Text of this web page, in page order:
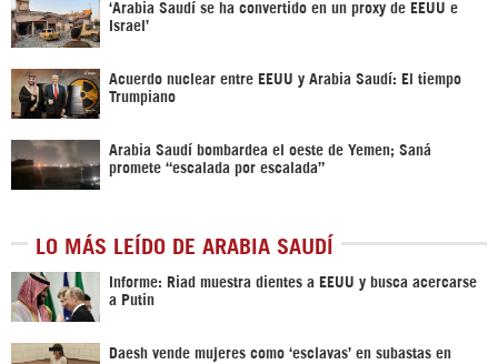
‘Arabia Saudí se ha convertido en un proxy de EEUU e
Israel’
Acuerdo nuclear entre EEUU y Arabia Saudí: El tiempo
Trumpiano
Arabia Saudí bombardea el oeste de Yemen; Saná
promete “escalada por escalada”
LO MÁS LEÍDO DE ARABIA SAUDÍ
Informe: Riad muestra dientes a EEUU y busca acercarse
a Putin
Daesh vende mujeres como ‘esclavas’ en subastas en